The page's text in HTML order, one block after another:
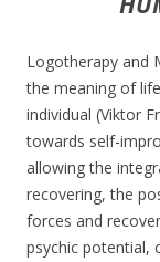
Logotherapy and
the meaning of
individual (Viktor
towards self-
allowing the
recovering, the
forces and
psychic potential,